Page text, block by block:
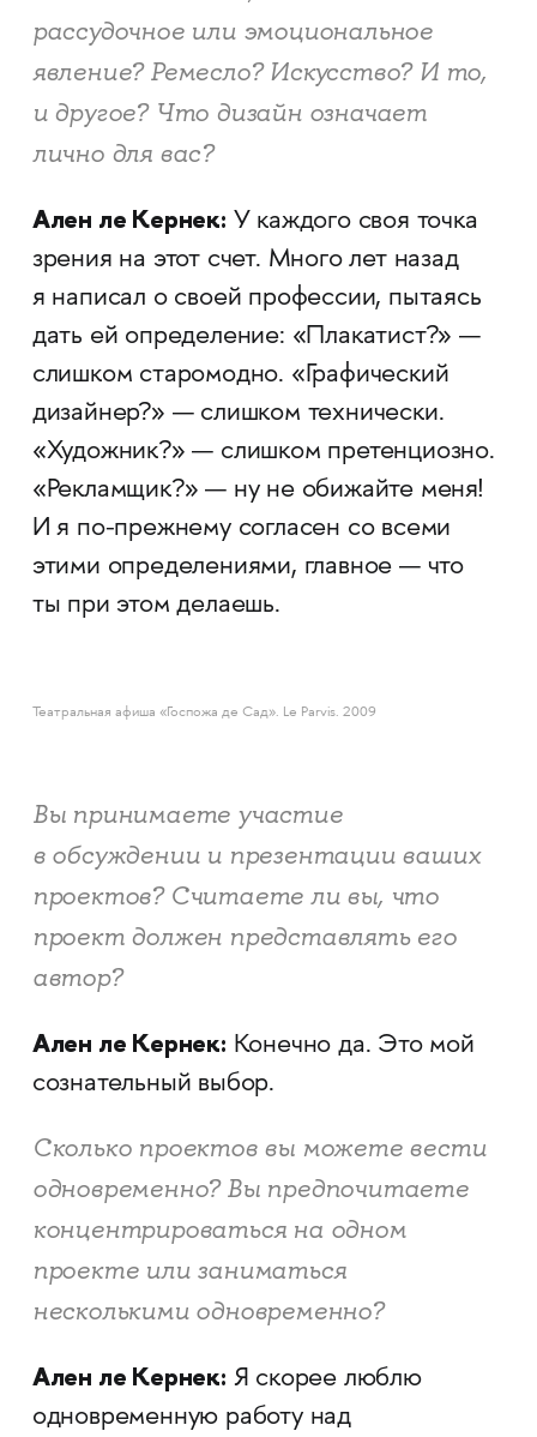
рассудочное или эмоциональное
явление? Ремесло? Искусство? И то,
и другое? Что дизайн означает
лично для вас?
Ален ле Кернек: У каждого своя точка
зрения на этот счет. Много лет назад
я написал о своей профессии, пытаясь
дать ей определение: «Плакатист?» —
слишком старомодно. «Графический
дизайнер?» — слишком технически.
«Художник?» — слишком претенциозно.
«Рекламщик?» — ну не обижайте меня!
И я по-прежнему согласен со всеми
этими определениями, главное — что
ты при этом делаешь.
Театральная афиша «Госпожа де Сад». Le Parvis. 2009
Вы принимаете участие
в обсуждении и презентации ваших
проектов? Считаете ли вы, что
проект должен представлять его
автор?
Ален ле Кернек: Конечно да. Это мой
сознательный выбор.
Сколько проектов вы можете вести
одновременно? Вы предпочитаете
концентрироваться на одном
проекте или заниматься
несколькими одновременно?
Ален ле Кернек: Я скорее люблю
одновременную работу над